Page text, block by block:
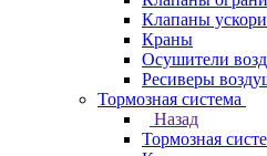
Клапаны
Краны
Осушители
Ресиверы
Тормозная система
Назад
Тормозная